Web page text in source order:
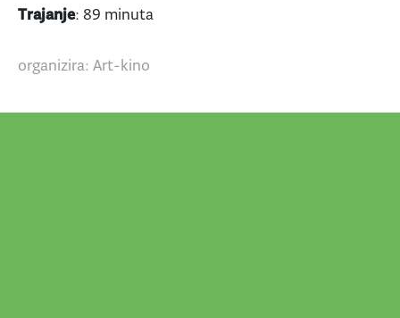
Trajanje: 89 minuta
organizira: Art-kino